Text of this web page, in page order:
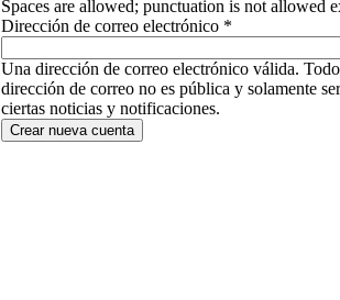
Spaces are allowed; punctuation is not allowed
Dirección de correo electrónico *
Una dirección de correo electrónico válida.
dirección de correo no es pública y solamente
ciertas noticias y notificaciones.